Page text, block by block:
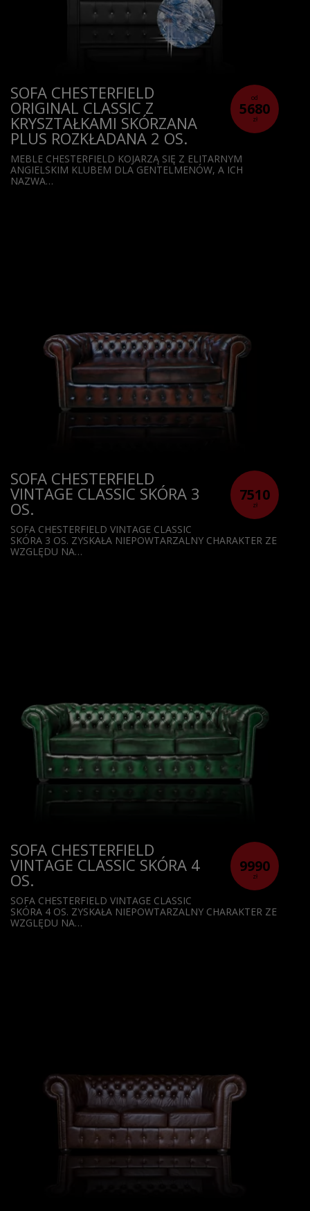
od
5680
zł
SOFA CHESTERFIELD
ORIGINAL CLASSIC Z
KRYSZTAŁKAMI SKÓRZANA
PLUS ROZKŁADANA 2 OS.
MEBLE CHESTERFIELD KOJARZĄ SIĘ Z ELITARNYM
ANGIELSKIM KLUBEM DLA GENTELMENÓW, A ICH
NAZWA…
7510
zł
SOFA CHESTERFIELD
VINTAGE CLASSIC SKÓRA 3
OS.
SOFA CHESTERFIELD VINTAGE CLASSIC
SKÓRA 3 OS. ZYSKAŁA NIEPOWTARZALNY CHARAKTER ZE
WZGLĘDU NA…
9990
zł
SOFA CHESTERFIELD
VINTAGE CLASSIC SKÓRA 4
OS.
SOFA CHESTERFIELD VINTAGE CLASSIC
SKÓRA 4 OS. ZYSKAŁA NIEPOWTARZALNY CHARAKTER ZE
WZGLĘDU NA…